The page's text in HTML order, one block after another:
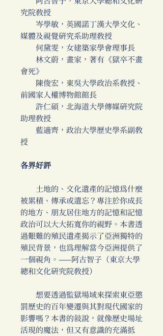
究院教授
岑學敏，英國諾丁漢大學文化、
媒體及視覺研究系助理教授
何黛雯，女建築家學會理事長
林文蔚，畫家，著有《獄卒不畫
會死》
陳俊宏，東吳大學政治系教授、
前國家人權博物館館長
許仁碩，北海道大學傳媒研究院
助理教授
藍適齊，政治大學歷史學系副教
授
各界好評
土地的、文化遺產的記憶為什麼
被累積、傳承或遺忘？專注於你成長
的地方、朋友居住地方的記憶和記憶
政治可以大大拓寬你的視野。本書透
過艱難的殖民遺產揭示了亞洲獨特的
殖民背景，也為理解當今亞洲提供了
一個視角。——阿古智子（東京大學
總和文化研究院教授）
想要透過監獄場域來探索東亞懲
罰歷史的百年變遷與其對現代國家的
影響嗎？本書的敘說，就像歷史場址
活現的魔法，但又有意識的充滿抵